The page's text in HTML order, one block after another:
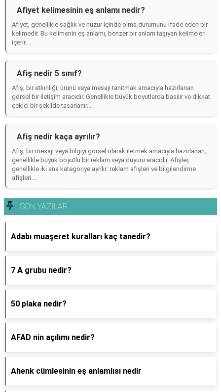
Afiyet kelimesinin eş anlamı nedir?
Afiyet, genellikle sağlık ve huzur içinde olma durumunu ifade eden bir
kelimedir. Bu kelimenin eş anlamı, benzer bir anlam taşıyan kelimeleri
içerir....
Afiş nedir 5 sınıf?
Afiş, bir etkinliği, ürünü veya mesajı tanıtmak amacıyla hazırlanan
görsel bir iletişim aracıdır. Genellikle büyük boyutlarda basılır ve dikkat
çekici bir şekilde tasarlanır....
Afiş nedir kaça ayrılır?
Afiş, bir mesajı veya bilgiyi görsel olarak iletmek amacıyla hazırlanan,
genellikle büyük boyutlu bir reklam veya duyuru aracıdır. Afişler,
genellikle iki ana kategoriye ayrılır: reklam afişleri ve bilgilendirme
afişleri....
SON YAZILAR
Adabı muaşeret kuralları kaç tanedir?
7 A grubu nedir?
50 plaka nedir?
AFAD nin açılımı nedir?
Ahenk cümlesinin eş anlamlısı nedir